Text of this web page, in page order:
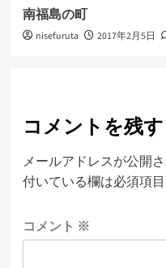
南福島の町
nisefuruta 2017年2月5日
コメントを残す
メールアドレスが公開
付いている欄は必須項
コメント ※